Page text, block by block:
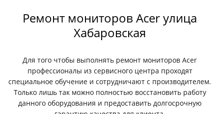
Ремонт мониторов Acer улица
Хабаровская
Для того чтобы выполнять ремонт мониторов Acer
профессионалы из сервисного центра проходят
специальное обучение и сотрудничают с производителем.
Только лишь так можно полностью восстановить работу
данного оборудования и предоставить долгосрочную